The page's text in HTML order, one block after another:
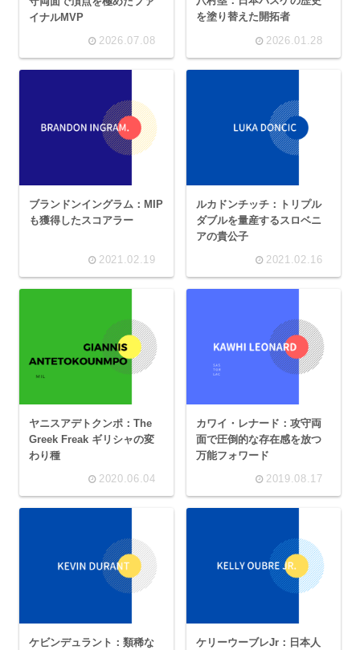
イナルMVP
2026.07.08
を塗り替えた開拓者
2026.01.28
ブランドンイングラム：MIP
も獲得したスコアラー
2021.02.19
ルカドンチッチ：トリプル
ダブルを量産するスロベニ
アの貴公子
2021.02.16
ヤニスアデトクンポ：The
Greek Freak ギリシャの変
わり種
2020.06.04
カワイ・レナード：攻守両
面で圧倒的な存在感を放つ
万能フォワード
2019.08.17
ケビンデュラント：類稀な
ケリーウーブレJr：日本人